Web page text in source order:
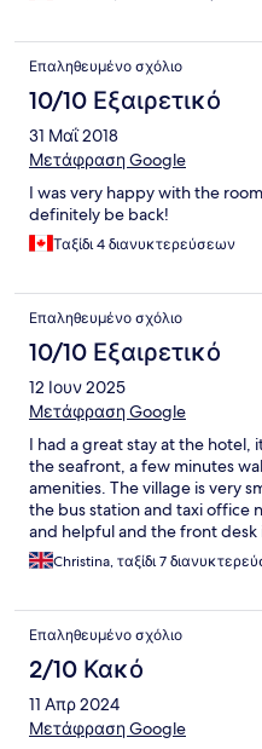
Επαληθευμένο σχόλιο
10/10 Εξαιρετικό
31 Μαΐ 2018
Μετάφραση Google
I was very happy with the
definitely be back!
Ταξίδι 4 διανυκτερεύσεων
Επαληθευμένο σχόλιο
10/10 Εξαιρετικό
12 Ιουν 2025
Μετάφραση Google
I had a great stay at the hotel,
the seafront, a few minutes
amenities. The village is very
the bus station and taxi office
and helpful and the front
was very spacious and
towels, shampoos were
reasonably priced. The
booking but there is an option
Continental breakfast. Efxaristo
Christina, ταξίδι 7
Επαληθευμένο σχόλιο
2/10 Κακό
11 Απρ 2024
Μετάφραση Google